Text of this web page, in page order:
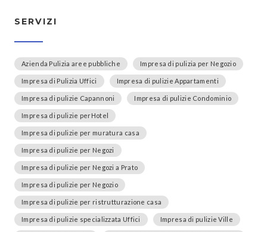
SERVIZI
Azienda Pulizia aree pubbliche Impresa di pulizia per Negozio
Impresa di Pulizia Uffici Impresa di pulizie Appartamenti
Impresa di pulizie Capannoni Impresa di pulizie Condominio
Impresa di pulizie perHotel
Impresa di pulizie per muratura casa
Impresa di pulizie per Negozi
Impresa di pulizie per Negozi a Prato
Impresa di pulizie per Negozio
Impresa di pulizie per ristrutturazione casa
Impresa di pulizie specializzata Uffici Impresa di pulizie Ville